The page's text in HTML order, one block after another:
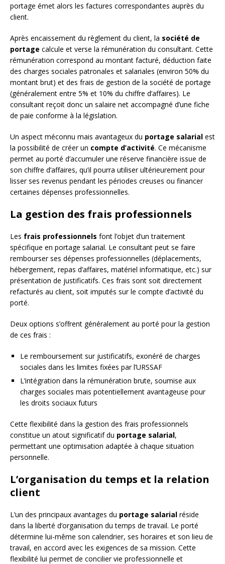
portage émet alors les factures correspondantes auprès du
client.
Après encaissement du règlement du client, la société de
portage calcule et verse la rémunération du consultant. Cette
rémunération correspond au montant facturé, déduction faite
des charges sociales patronales et salariales (environ 50% du
montant brut) et des frais de gestion de la société de portage
(généralement entre 5% et 10% du chiffre d’affaires). Le
consultant reçoit donc un salaire net accompagné d’une fiche
de paie conforme à la législation.
Un aspect méconnu mais avantageux du portage salarial est
la possibilité de créer un compte d’activité. Ce mécanisme
permet au porté d’accumuler une réserve financière issue de
son chiffre d’affaires, qu’il pourra utiliser ultérieurement pour
lisser ses revenus pendant les périodes creuses ou financer
certaines dépenses professionnelles.
La gestion des frais professionnels
Les frais professionnels font l’objet d’un traitement
spécifique en portage salarial. Le consultant peut se faire
rembourser ses dépenses professionnelles (déplacements,
hébergement, repas d’affaires, matériel informatique, etc.) sur
présentation de justificatifs. Ces frais sont soit directement
refacturés au client, soit imputés sur le compte d’activité du
porté.
Deux options s’offrent généralement au porté pour la gestion
de ces frais :
Le remboursement sur justificatifs, exonéré de charges
sociales dans les limites fixées par l’URSSAF
L’intégration dans la rémunération brute, soumise aux
charges sociales mais potentiellement avantageuse pour
les droits sociaux futurs
Cette flexibilité dans la gestion des frais professionnels
constitue un atout significatif du portage salarial,
permettant une optimisation adaptée à chaque situation
personnelle.
L’organisation du temps et la relation
client
L’un des principaux avantages du portage salarial réside
dans la liberté d’organisation du temps de travail. Le porté
détermine lui-même son calendrier, ses horaires et son lieu de
travail, en accord avec les exigences de sa mission. Cette
flexibilité lui permet de concilier vie professionnelle et